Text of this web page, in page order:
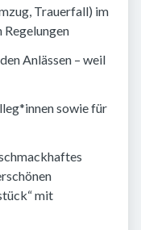
Trauerfall) im
Regelungen
Anlässen – weil
sowie für
mit